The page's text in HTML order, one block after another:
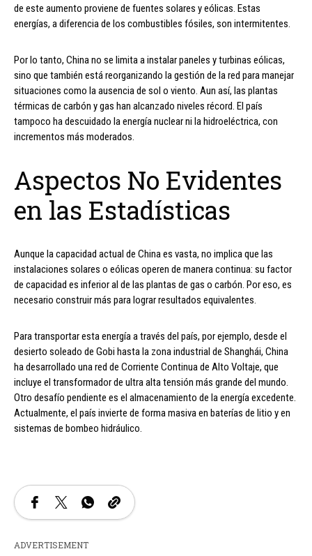
de este aumento proviene de fuentes solares y eólicas. Estas
energías, a diferencia de los combustibles fósiles, son intermitentes.
Por lo tanto, China no se limita a instalar paneles y turbinas eólicas,
sino que también está reorganizando la gestión de la red para manejar
situaciones como la ausencia de sol o viento. Aun así, las plantas
térmicas de carbón y gas han alcanzado niveles récord. El país
tampoco ha descuidado la energía nuclear ni la hidroeléctrica, con
incrementos más moderados.
Aspectos No Evidentes
en las Estadísticas
Aunque la capacidad actual de China es vasta, no implica que las
instalaciones solares o eólicas operen de manera continua: su factor
de capacidad es inferior al de las plantas de gas o carbón. Por eso, es
necesario construir más para lograr resultados equivalentes.
Para transportar esta energía a través del país, por ejemplo, desde el
desierto soleado de Gobi hasta la zona industrial de Shanghái, China
ha desarrollado una red de Corriente Continua de Alto Voltaje, que
incluye el transformador de ultra alta tensión más grande del mundo.
Otro desafío pendiente es el almacenamiento de la energía excedente.
Actualmente, el país invierte de forma masiva en baterías de litio y en
sistemas de bombeo hidráulico.
ADVERTISEMENT